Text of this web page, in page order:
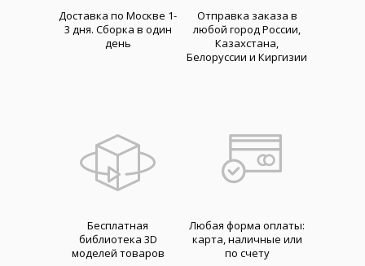
Доставка по Москве 1-
3 дня. Cборка в один
день
Отправка заказа в
любой город России,
Казахстана,
Белоруссии и Киргизии
Бесплатная
библиотека 3D
моделей товаров
Любая форма оплаты:
карта, наличные или
по счету